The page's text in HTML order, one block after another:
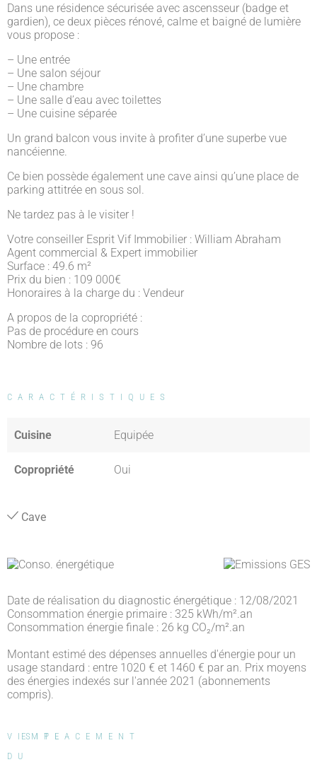
Dans une résidence sécurisée avec ascensseur (badge et
gardien), ce deux pièces rénové, calme et baigné de lumière
vous propose :
– Une entrée
– Une salon séjour
– Une chambre
– Une salle d’eau avec toilettes
– Une cuisine séparée
Un grand balcon vous invite à profiter d’une superbe vue
nancéienne.
Ce bien possède également une cave ainsi qu’une place de
parking attitrée en sous sol.
Ne tardez pas à le visiter !
Votre conseiller Esprit Vif Immobilier : William Abraham
Agent commercial & Expert immobilier
Surface : 49.6 m²
Prix du bien : 109 000€
Honoraires à la charge du : Vendeur
A propos de la copropriété :
Pas de procédure en cours
Nombre de lots : 96
CARACTÉRISTIQUES
Cuisine Equipée
Copropriété Oui
Cave
Date de réalisation du diagnostic énergétique : 12/08/2021
Consommation énergie primaire : 325 kWh/m².an
Consommation énergie finale : 26 kg CO₂/m².an
Montant estimé des dépenses annuelles d'énergie pour un
usage standard : entre 1020 € et 1460 € par an. Prix moyens
des énergies indexés sur l'année 2021 (abonnements
compris).
VISITE
DU
EMPLACEMENT